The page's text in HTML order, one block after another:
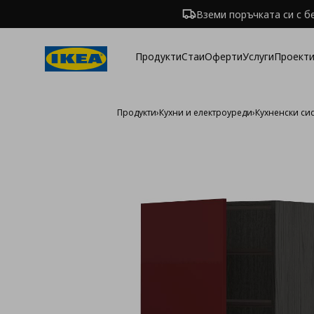
Вземи поръчката си с
ПродуктиСтаиОфертиУслуги
Продукти›Кухни и електроуреди›Кухненски